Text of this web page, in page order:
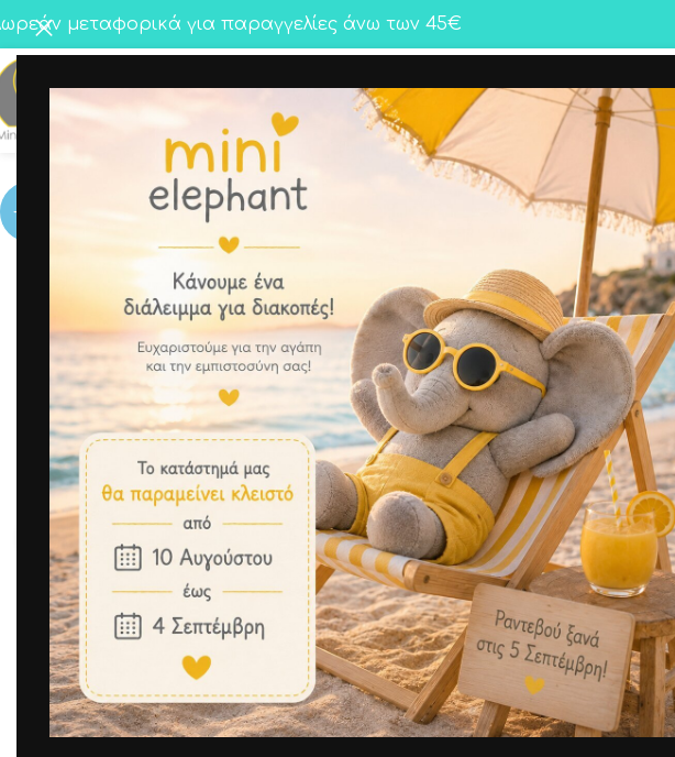
μεταφορικά για παραγγελίες άνω των 45€
ΚορίτσιΑγόρι Twins Premium Collection
-17%
Μεγέθυνση